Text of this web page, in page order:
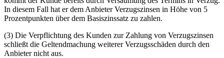
In diesem Fall hat er dem Anbieter Verzugszinsen in Höhe von 5
Prozentpunkten über dem Basiszinssatz zu zahlen.
(3) Die Verpflichtung des Kunden zur Zahlung von Verzugszinsen
schließt die Geltendmachung weiterer Verzugsschäden durch den
Anbieter nicht aus.